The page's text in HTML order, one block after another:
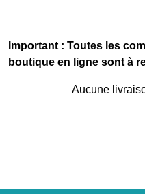
Important : Toutes les
boutique en ligne sont à
Aucune